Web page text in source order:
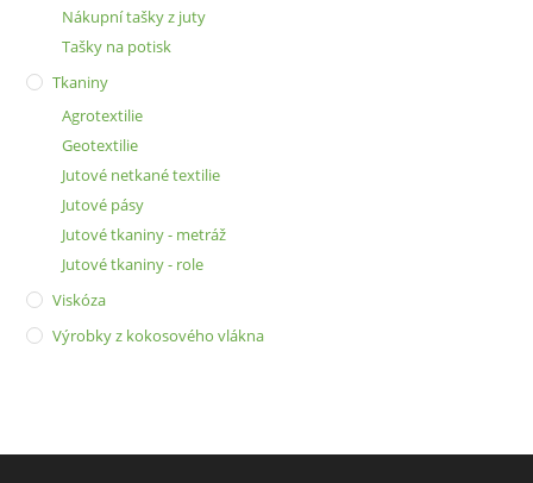
Nákupní tašky z juty
Tašky na potisk
Tkaniny
Agrotextilie
Geotextilie
Jutové netkané textilie
Jutové pásy
Jutové tkaniny - metráž
Jutové tkaniny - role
Viskóza
Výrobky z kokosového vlákna